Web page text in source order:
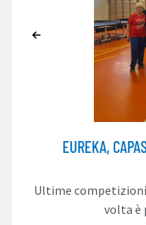
EUREKA,
Ultime competizioni
volta è